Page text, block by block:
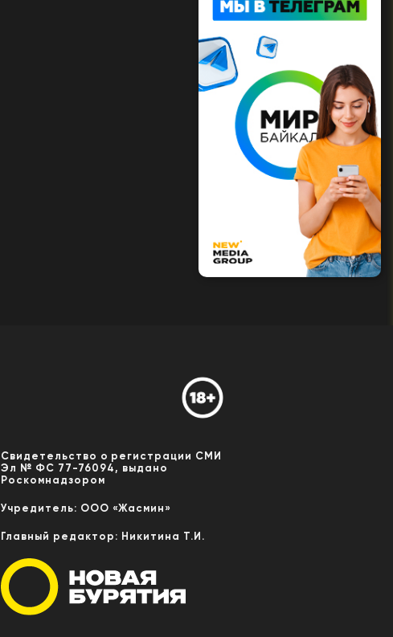
Свидетельство о регистрации СМИ
Эл № ФС 77-76094, выдано
Роскомнадзором
Учредитель: ООО «Жасмин»
Главный редактор: Никитина Т.И.